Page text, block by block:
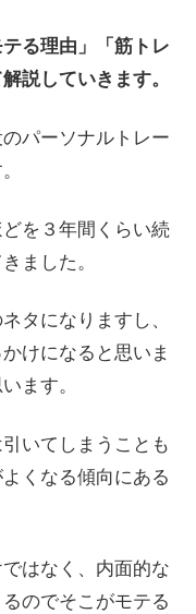
テる理由」「筋トレ
説していきます。
パーソナルトレー
を３年間くらい続
ました。
タになりますし、
けになると思いま
ます。
いてしまうことも
くなる傾向にある
はなく、内面的な
のでそこがモテる